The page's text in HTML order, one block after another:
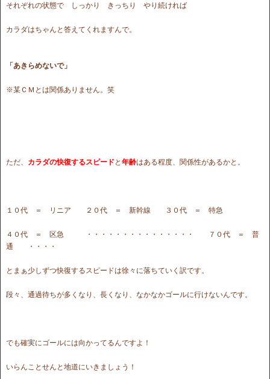
それぞれの状態で しっかり きっちり やり続ければ
カラダはちゃんと答えてくれますんで。
「あきらめないで」
※某ＣＭとは関係ありません。笑
ただ、 カラダの快復するスピード と 年齢はある程度、関係性があるかと。
１０代 ＝ リニア ２０代 ＝ 新幹線 ３０代 ＝ 特急
４０代 ＝ 区急 ・・・・・・・・・・・・・・・ ７０代 ＝ 普
通 ・・・・
とまぁ少しずつ快復するスピードは徐々に落ちていく訳です。
段々、通過待ちが多くなり、長くなり、なかなかゴールに行けないんです。
でも確実にゴールには向かってるんですよ！
いらんことせんと地道にいきましょう！